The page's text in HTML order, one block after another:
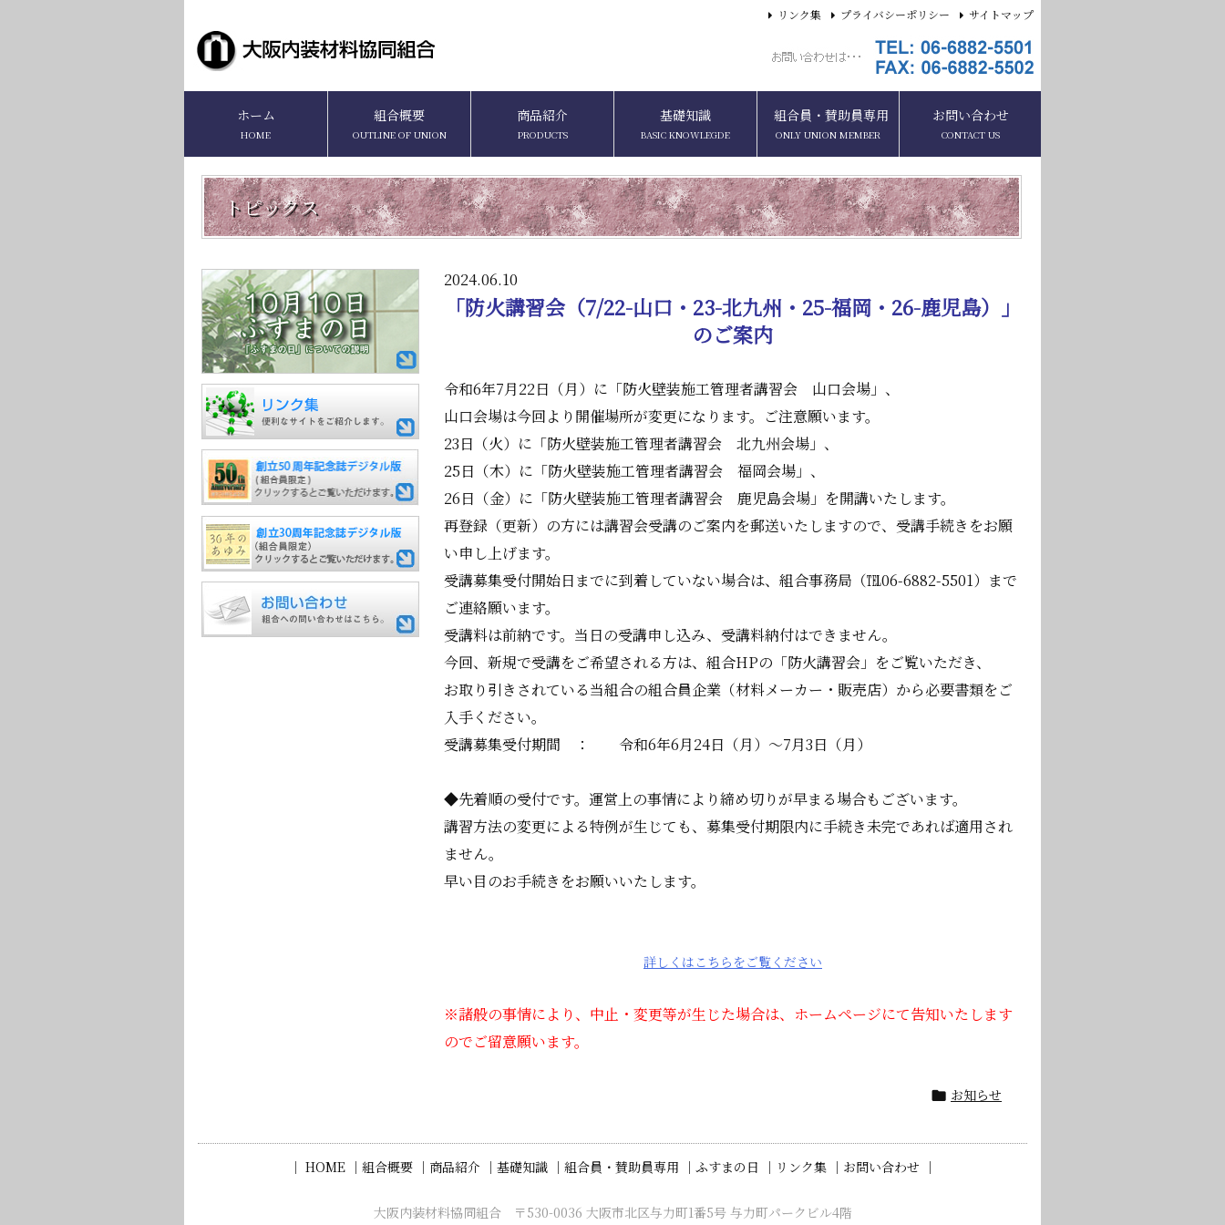
ホーム
HOME
組合概要
OUTLINE OF UNION
商品紹介
PRODUCTS
基礎知識
BASIC KNOWLEGDE
組合員・賛助員専用
ONLY UNION MEMBER
お問い合わせ
CONTACT US
リンク集 プライバシーポリシー サイトマップ
トピックス
2024.06.10
「防火講習会（7/22-山口・23-北九州・25-福岡・26-鹿児島）」
のご案内
令和6年7月22日（月）に「防火壁装施工管理者講習会 山口会場」、
山口会場は今回より開催場所が変更になります。ご注意願います。
23日（火）に「防火壁装施工管理者講習会 北九州会場」、
25日（木）に「防火壁装施工管理者講習会 福岡会場」、
26日（金）に「防火壁装施工管理者講習会 鹿児島会場」を開講いたします。
再登録（更新）の方には講習会受講のご案内を郵送いたしますので、受講手続きをお願
い申し上げます。
受講募集受付開始日までに到着していない場合は、組合事務局（℡06-6882-5501）まで
ご連絡願います。
受講料は前納です。当日の受講申し込み、受講料納付はできません。
今回、新規で受講をご希望される方は、組合HPの「防火講習会」をご覧いただき、
お取り引きされている当組合の組合員企業（材料メーカー・販売店）から必要書類をご
入手ください。
受講募集受付期間 ： 令和6年6月24日（月）～7月3日（月）
◆先着順の受付です。運営上の事情により締め切りが早まる場合もございます。
講習方法の変更による特例が生じても、募集受付期限内に手続き未完であれば適用され
ません。
早い目のお手続きをお願いいたします。
詳しくはこちらをご覧ください
※諸般の事情により、中止・変更等が生じた場合は、ホームページにて告知いたします
のでご留意願います。
 お知らせ
｜ HOME ｜ 組合概要 ｜ 商品紹介 ｜ 基礎知識 ｜ 組合員・賛助員専用 ｜ ふすまの日 ｜ リンク集 ｜ お問い合わせ ｜
大阪内装材料協同組合 〒530-0036 大阪市北区与力町1番5号 与力町パークビル4階